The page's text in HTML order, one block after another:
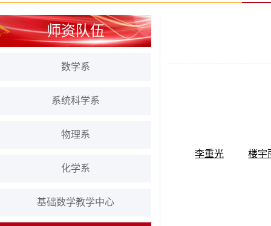
师资队伍
数学系
系统科学系
物理系
化学系
基础数学教学中心
李重光 楼宇